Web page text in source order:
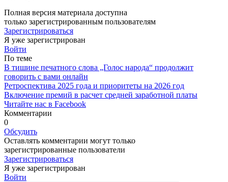
Полная версия материала доступна
только зарегистрированным пользователям
Зарегистрироваться
Я уже зарегистрирован
Войти
По теме
В тишине печатного слова „Голос народа“ продолжит
говорить с вами онлайн
Ретроспектива 2025 года и приоритеты на 2026 год
Включение премий в расчет средней заработной платы
Читайте нас в Facebook
Комментарии
0
Обсудить
Оставлять комментарии могут только
зарегистрированные пользователи
Зарегистрироваться
Я уже зарегистрирован
Войти